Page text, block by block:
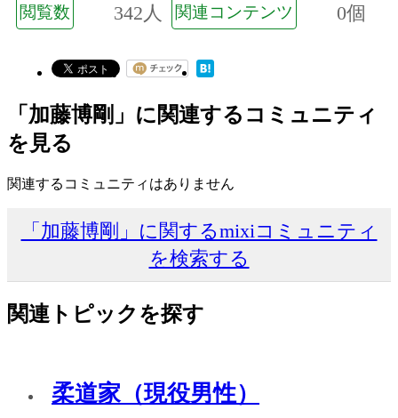
閲覧数 342人 関連コンテンツ 0個
「加藤博剛」に関連するコミュニティ
を見る
関連するコミュニティはありません
「加藤博剛」に関するmixiコミュニティ
を検索する
関連トピックを探す
柔道家（現役男性）